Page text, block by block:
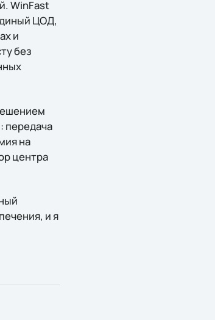
WinFast
ЦОД,
и
без
передача
на
центра
и я